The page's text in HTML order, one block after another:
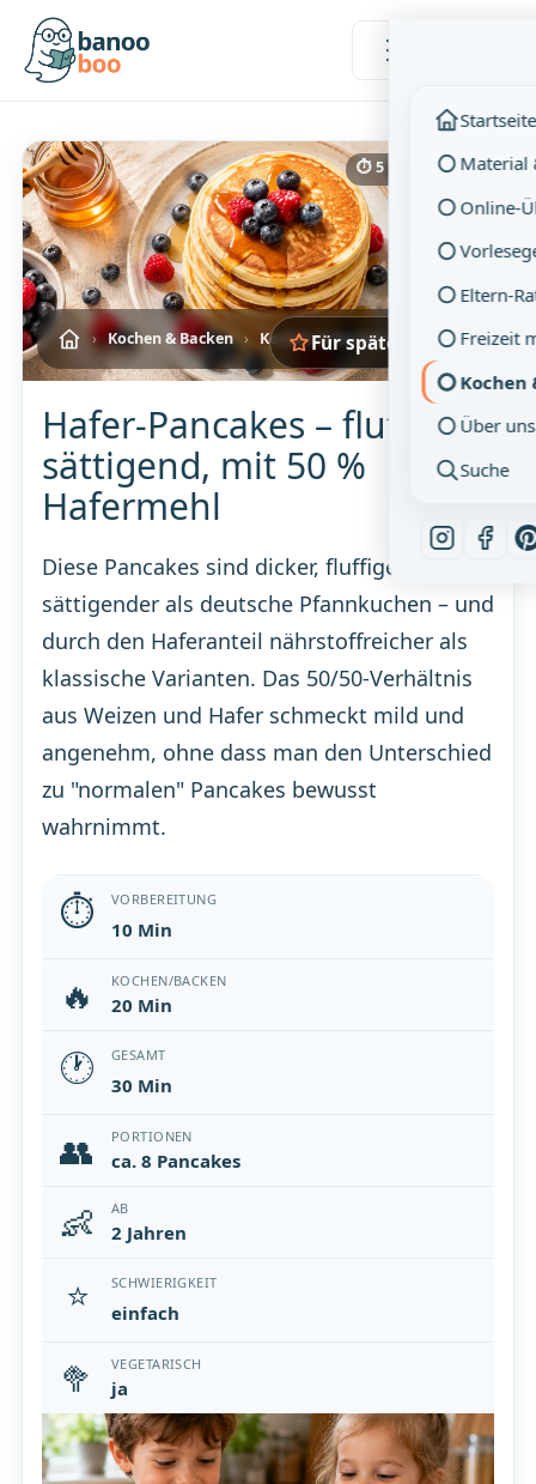
Startseite
Material
Online-
Eltern-
Freizeit
Kochen
Über uns
Suche
› Kochen & Backen › Kochen & Backen mit Kindern
⏱ 5 Min. Lesezeit
Für später merken
Hafer-Pancakes – fluffig,
sättigend, mit 50 %
Hafermehl
Diese Pancakes sind dicker, fluffiger und
sättigender als deutsche Pfannkuchen – und
durch den Haferanteil nährstoffreicher als
klassische Varianten. Das 50/50-Verhältnis
aus Weizen und Hafer schmeckt mild und
angenehm, ohne dass man den Unterschied
zu "normalen" Pancakes bewusst
wahrnimmt.
⏱ VORBEREITUNG
10 Min
🔥 KOCHEN/BACKEN
20 Min
🕐 GESAMT
30 Min
👥 PORTIONEN
ca. 8 Pancakes
👶 AB
2 Jahren
⭐ SCHWIERIGKEIT
einfach
🥦 VEGETARISCH
ja